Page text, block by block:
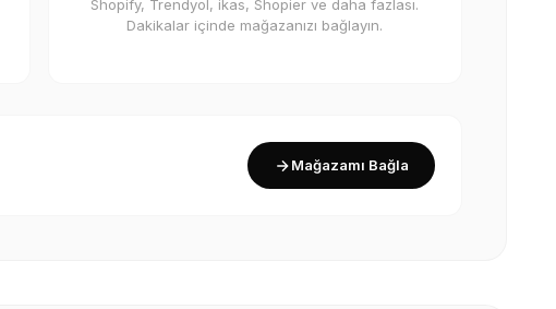
Shopify, Trendyol, ikas, Shopier ve daha fazlası.
Dakikalar içinde mağazanızı bağlayın.
Mağazamı Bağla